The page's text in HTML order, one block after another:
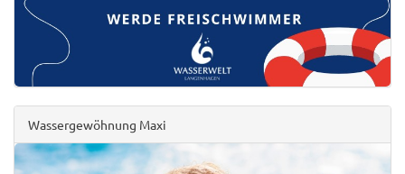
Wassergewöhnung Maxi